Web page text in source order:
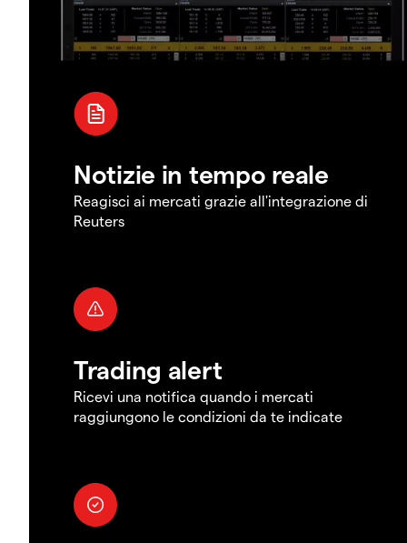
Notizie in tempo reale
Reagisci ai mercati grazie all'integrazione di
Reuters
Trading alert
Ricevi una notifica quando i mercati
raggiungono le condizioni da te indicate